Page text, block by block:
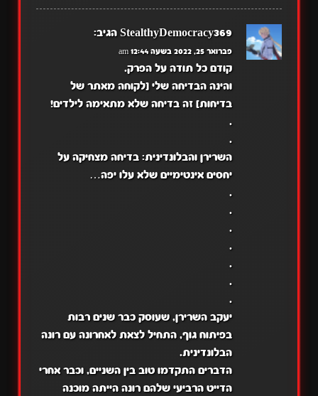
StealthyDemocracy369 הגיב:
פברואר 25, 2022 בשעה 12:44 am
קודם כל תודה על הפרק.
והינה הבדיחה שלי [לקוחה מאתר של
בדיחות] זה בדיחה שלא מתאימה לילדים!
.
.
השרירן והבלונדינית: בדיחה מצחיקה על
יחסים אינטימיים שלא עלו יפה…
.
.
.
.
.
.
.
יעקב השרירן, שעוסק כבר שנים רבות
בפיתוח גוף, התחיל לצאת לאחרונה עם רונה
הבלונדינית.
הדברים התקדמו טוב בין השניים, וכבר אחרי
הדייט הרביעי שלהם רונה הייתה מוכנה